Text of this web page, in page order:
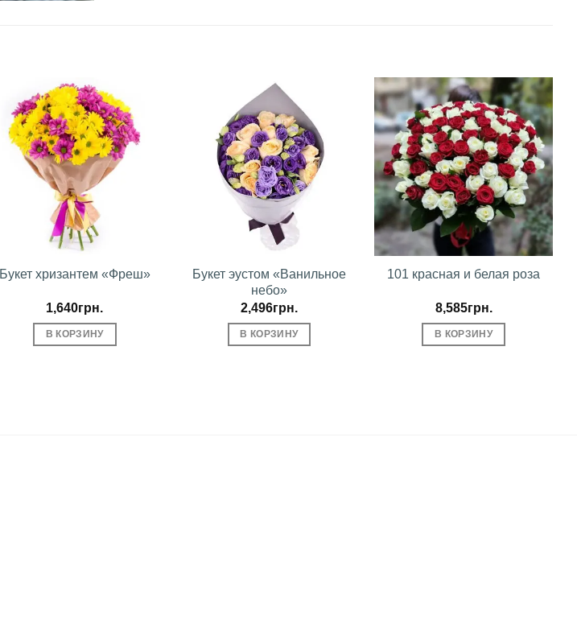
В
избранное
Букет хризантем «Фреш»
1,640грн.
В КОРЗИНУ
избранное
Букет эустом «Ванильное
небо»
2,496грн.
В КОРЗИНУ
В
избранное
101 красная и белая роза
8,585грн.
В КОРЗИНУ